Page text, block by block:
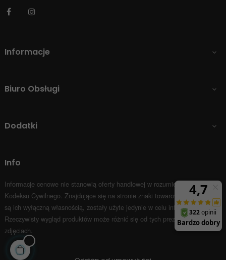
Facebook
Informacje 
Biuro Obsługi 
Dodatki 
Info
Informacje cenowe nie stanowią oferty handlowej w rozumieniu Art.66 par.1
Kodeksu Cywilnego. Znajdujące się na stronie znaki towarowe i nazwy firm
są ich wyłączną własnością, zostały użyte jedynie w celu informacyjnym.
Rzeczywisty wygląd produktów może różnić się od tych prezentowanych na
zdjęciach.